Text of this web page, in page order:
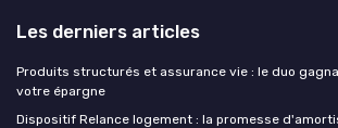
Les derniers articles
Produits structurés et assurance vie : le duo
votre épargne
Dispositif Relance logement : la promesse